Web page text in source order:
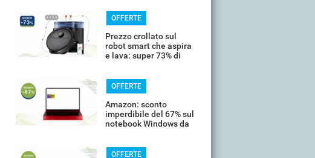
OFFERTE
Prezzo crollato sul
robot smart che aspira
e lava: super 73% di
OFFERTE
Amazon: sconto
imperdibile del 67% sul
notebook Windows da
OFFERTE